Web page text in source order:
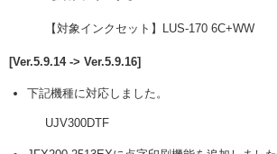
【対象インクセット】LUS-170 6C+WW
[Ver.5.9.14 -> Ver.5.9.16]
下記機種に対応しました。
UJV300DTF